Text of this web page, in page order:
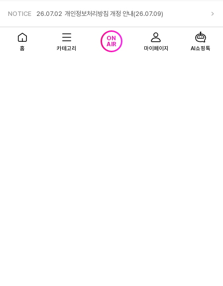
NOTICE 26.07.02 개인정보처리방침 개정 안내(26.07.09)
앱다운로드 고객센터
홈 카테고리
ON
AIR
마이페이지 AI쇼핑톡